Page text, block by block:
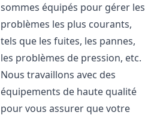
sommes équipés pour gérer les
problèmes les plus courants,
tels que les fuites, les pannes,
les problèmes de pression, etc.
Nous travaillons avec des
équipements de haute qualité
pour vous assurer que votre